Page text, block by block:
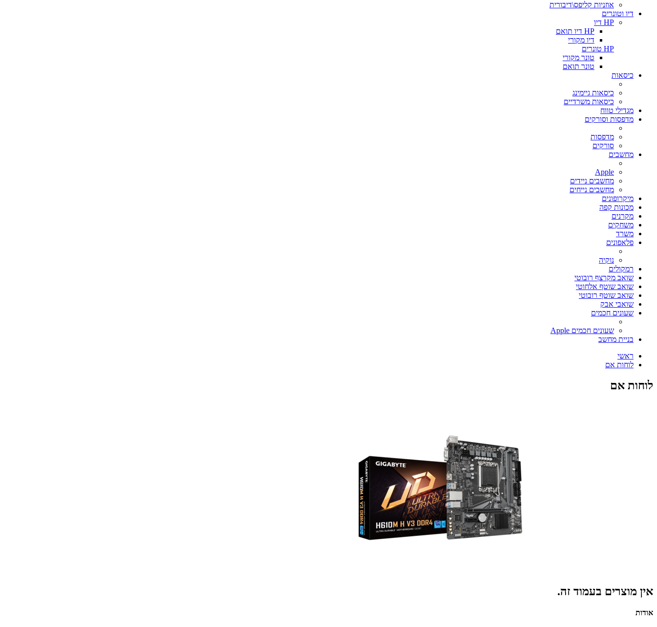
אוזניות קליפס\דיבורית
דיו וטונרים
HP דיו
HP דיו תואם
דיו מקורי
HP טונרים
טונר מקורי
טונר תואם
כיסאות
כיסאות גיימינג
כיסאות משרדיים
מגדילי טווח
מדפסות וסורקים
מדפסות
סורקים
מחשבים
Apple
מחשבים ניידים
מחשבים נייחים
מיקרופונים
מכונות קפה
מקרנים
משחקים
משרד
פלאפונים
נוקיה
רמקולים
שואב מקרצף רובוטי
שואב שוטף אלחוטי
שואב שוטף רובוטי
שואבי אבק
שעונים חכמים
שעונים חכמים Apple
בניית מחשב
ראשי
לוחות אם
לוחות אם
אין מוצרים בעמוד זה.
אודות